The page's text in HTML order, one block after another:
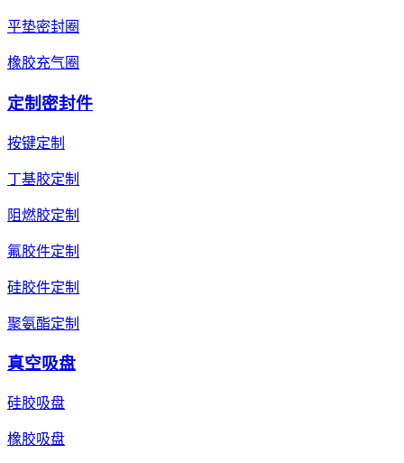
平垫密封圈
橡胶充气圈
定制密封件
按键定制
丁基胶定制
阻燃胶定制
氟胶件定制
硅胶件定制
聚氨酯定制
真空吸盘
硅胶吸盘
橡胶吸盘